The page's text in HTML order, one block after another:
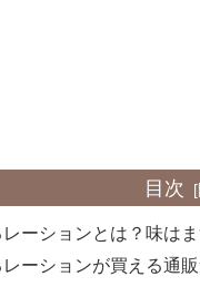
目次
ーションとは？味は
ーションが買える通